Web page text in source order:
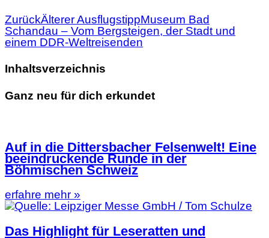
ZurückÄlterer AusflugstippMuseum Bad
Schandau – Vom Bergsteigen, der Stadt und
einem DDR-Weltreisenden
Inhaltsverzeichnis
Ganz neu für dich erkundet
Auf in die Dittersbacher Felsenwelt! Eine
beeindruckende Runde in der
Böhmischen Schweiz
erfahre mehr »
Das Highlight für Leseratten und